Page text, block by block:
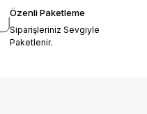
Özenli Paketleme
Siparişleriniz Sevgiyle
Paketlenir.